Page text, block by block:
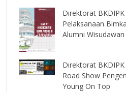
Direktorat
Pelaksanaan
Alumni Wisudawan
Direktorat BKDIPK
Road Show
Young On Top